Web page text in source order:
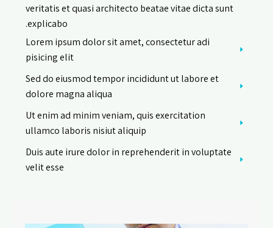
veritatis et quasi architecto beatae vitae dicta sunt
explicabo.
Lorem ipsum dolor sit amet, consectetur adi
pisicing elit
Sed do eiusmod tempor incididunt ut labore et
dolore magna aliqua
Ut enim ad minim veniam, quis exercitation
ullamco laboris nisiut aliquip
Duis aute irure dolor in reprehenderit in voluptate
velit esse